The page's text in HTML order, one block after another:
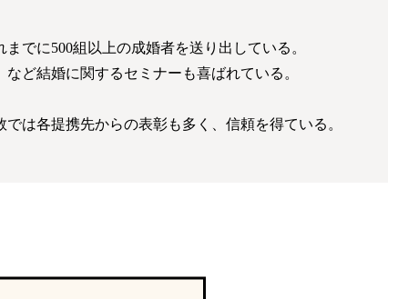
でに500組以上の成婚者を送り出している。
ど結婚に関するセミナーも喜ばれている。
は各提携先からの表彰も多く、信頼を得ている。